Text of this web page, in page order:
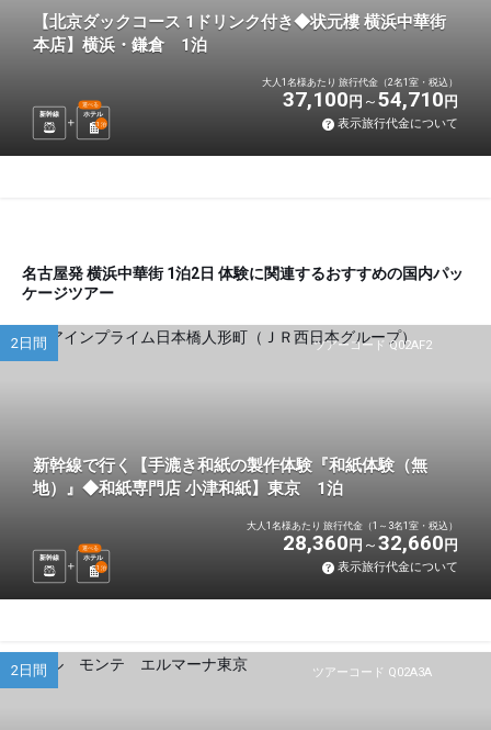
【北京ダックコース 1ドリンク付き◆状元樓 横浜中華街
本店】横浜・鎌倉 1泊
新幹線 ホテル
選べる
1 泊
大人1名様あたり 旅行代金（2名1室・税込）
37,100 円 54,710 円
表示旅行代金について
名古屋発 横浜中華街 1泊2日 体験に関連するおすすめの国内パッ
ケージツアー
ツアーコード Q02AF2
2日間
新幹線で行く【手漉き和紙の製作体験『和紙体験（無
地）』◆和紙専門店 小津和紙】東京 1泊
新幹線 ホテル
選べる
1 泊
大人1名様あたり 旅行代金（1～3名1室・税込）
28,360 円 32,660 円
表示旅行代金について
ツアーコード Q02A3A
2日間